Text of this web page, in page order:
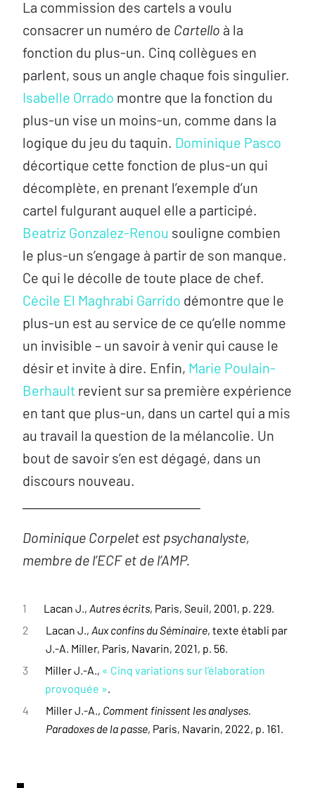
La commission des cartels a voulu
consacrer un numéro de Cartello à la
fonction du plus-un. Cinq collègues en
parlent, sous un angle chaque fois singulier.
Isabelle Orrado montre que la fonction du
plus-un vise un moins-un, comme dans la
logique du jeu du taquin. Dominique Pasco
décortique cette fonction de plus-un qui
décomplète, en prenant l’exemple d’un
cartel fulgurant auquel elle a participé.
Beatriz Gonzalez-Renou souligne combien
le plus-un s’engage à partir de son manque.
Ce qui le décolle de toute place de chef.
Cécile El Maghrabi Garrido démontre que le
plus-un est au service de ce qu’elle nomme
un invisible – un savoir à venir qui cause le
désir et invite à dire. Enfin, Marie Poulain-
Berhault revient sur sa première expérience
en tant que plus-un, dans un cartel qui a mis
au travail la question de la mélancolie. Un
bout de savoir s’en est dégagé, dans un
discours nouveau.
Dominique Corpelet est psychanalyste,
membre de l’ECF et de l’AMP.
1 Lacan J., Autres écrits, Paris, Seuil, 2001, p. 229.
2
Lacan J., Aux confins du Séminaire, texte établi par
J.-A. Miller, Paris, Navarin, 2021, p. 56.
3
Miller J.-A., « Cinq variations sur l’élaboration
provoquée ».
4
Miller J.-A., Comment finissent les analyses.
Paradoxes de la passe, Paris, Navarin, 2022, p. 161.